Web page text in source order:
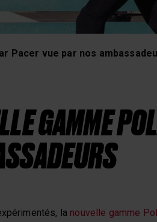
Pacer vue par nos
GAMME
la nouvelle gamme